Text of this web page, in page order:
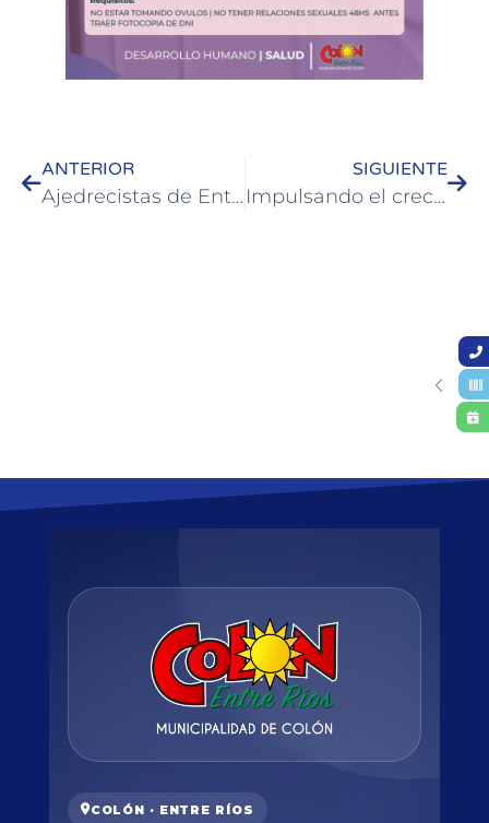
ANTERIOR
Ajedrecistas de Entre Ríos y de Uruguay participaron de torneo en Colón
SIGUIENTE
Impulsando el crecimiento: nuevas herramientas de financiamiento para la Producción y el Trabajo
COLÓN · ENTRE RÍOS